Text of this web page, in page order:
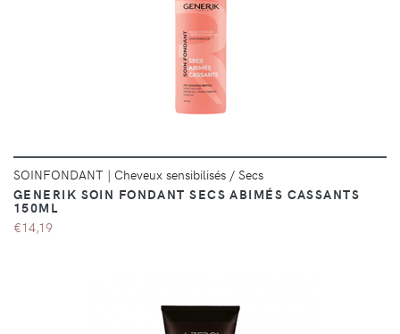
DÉTAILS
SOINFONDANT | Cheveux sensibilisés / Secs
GENERIK SOIN FONDANT SECS ABIMÉS CASSANTS
150ML
€14,19